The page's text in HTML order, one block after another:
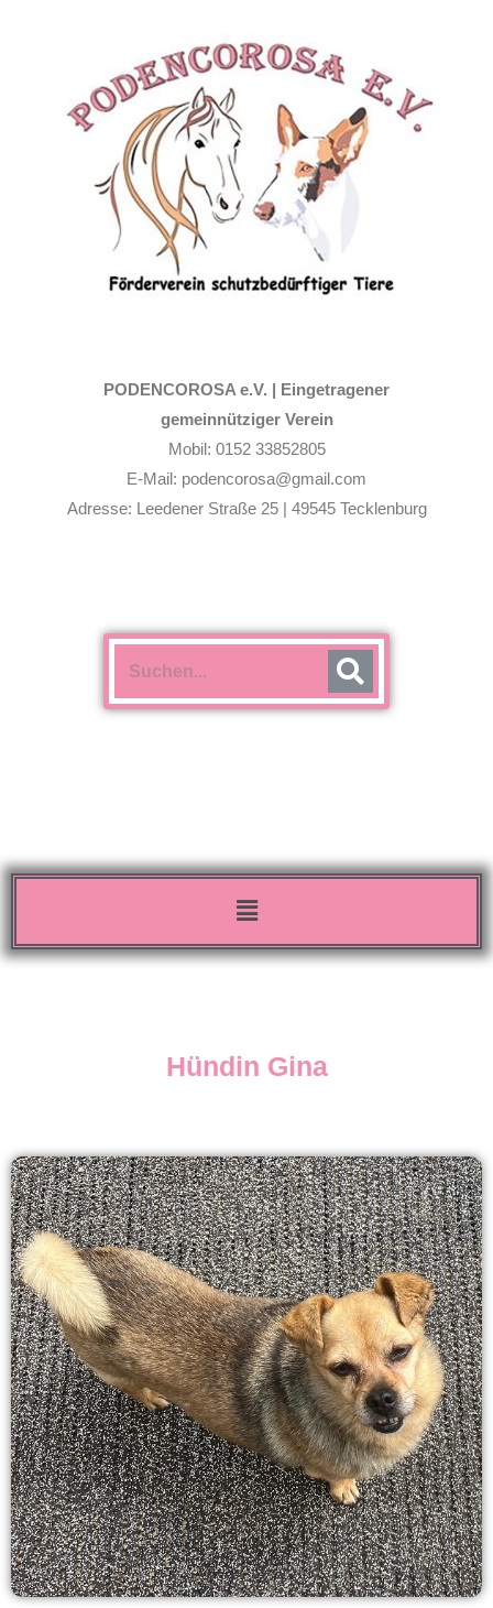
PODENCOROSA e.V. | Eingetragener
gemeinnütziger Verein
Mobil: 0152 33852805
E-Mail: podencorosa@gmail.com
Adresse: Leedener Straße 25 | 49545 Tecklenburg
Menü
Hündin Gina